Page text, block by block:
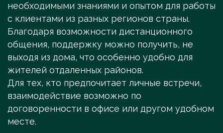
необходимыми знаниями и опытом для работы
с клиентами из разных регионов страны.
Благодаря возможности дистанционного
общения, поддержку можно получить, не
выходя из дома, что особенно удобно для
жителей отдаленных районов.
Для тех, кто предпочитает личные встречи,
взаимодействие возможно по
договоренности в офисе или другом удобном
месте.